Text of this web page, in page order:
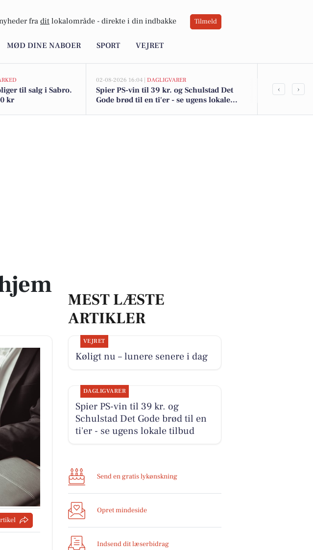
fra dit lokalområde - direkte i din indbakke Tilmeld
MØD DINE NABOER SPORT VEJRET
til salg i Sabro.
kr
02-08-2026 16:04 | DAGLIGVARER
Spier PS-vin til 39 kr. og Schulstad Det
Gode brød til en ti'er - se ugens lokale
Hovvejen
‹ ›
MEST LÆSTE
ARTIKLER
VEJRET
Køligt nu – lunere senere i dag
DAGLIGVARER
Spier PS-vin til 39 kr. og
Schulstad Det Gode brød til en
ti'er - se ugens lokale tilbud
Send en gratis lykønskning
Opret mindeside
Indsend dit læserbidrag